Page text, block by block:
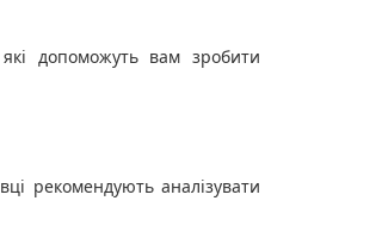
які допоможуть вам зробити
рекомендують аналізувати